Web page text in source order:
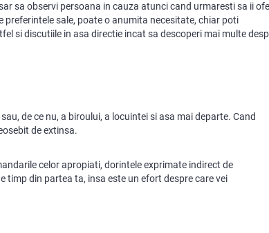
sa observi persoana in cauza atunci cand urmaresti sa ii
sale, poate o anumita necesitate, chiar poti
si discutiile in asa directie incat sa descoperi mai multe
de ce nu, a biroului, a locuintei si asa mai departe. Cand
de extinsa.
celor apropiati, dorintele exprimate indirect de
timp din partea ta, insa este un efort despre care vei